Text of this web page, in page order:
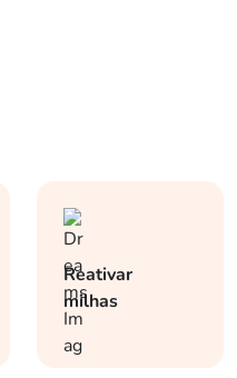
Reativar
milhas